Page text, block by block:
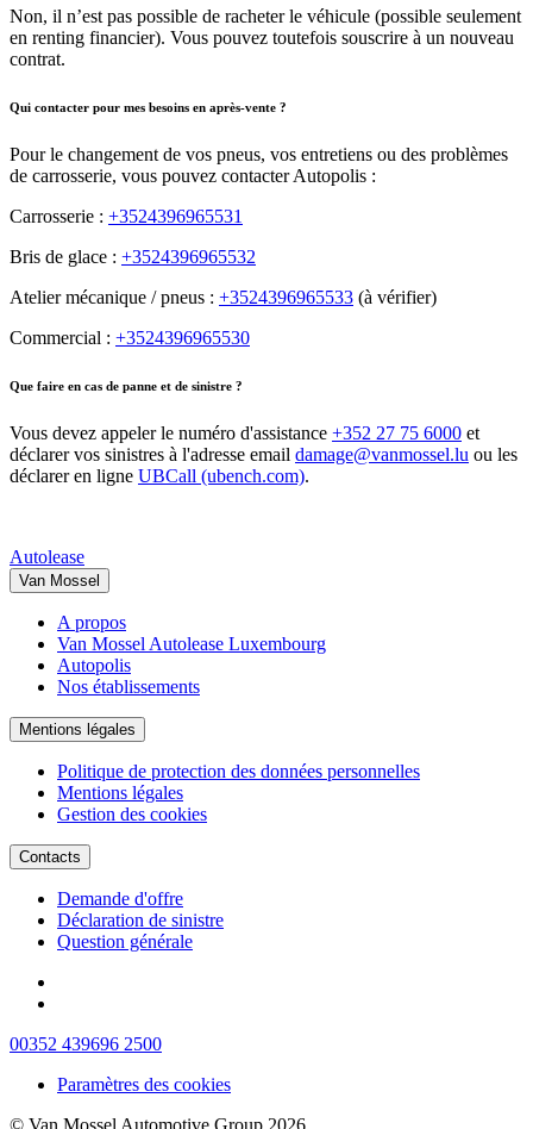
Non, il n’est pas possible de racheter le véhicule (possible seulement
en renting financier). Vous pouvez toutefois souscrire à un nouveau
contrat.
Qui contacter pour mes besoins en après-vente ?
Pour le changement de vos pneus, vos entretiens ou des problèmes
de carrosserie, vous pouvez contacter Autopolis :
Carrosserie : +3524396965531
Bris de glace : +3524396965532
Atelier mécanique / pneus : +3524396965533 (à vérifier)
Commercial : +3524396965530
Que faire en cas de panne et de sinistre ?
Vous devez appeler le numéro d'assistance +352 27 75 6000 et
déclarer vos sinistres à l'adresse email damage@vanmossel.lu ou les
déclarer en ligne UBCall (ubench.com).
Autolease
Van Mossel
A propos
Van Mossel Autolease Luxembourg
Autopolis
Nos établissements
Mentions légales
Politique de protection des données personnelles
Mentions légales
Gestion des cookies
Contacts
Demande d'offre
Déclaration de sinistre
Question générale
00352 439696 2500
Paramètres des cookies
© Van Mossel Automotive Group 2026